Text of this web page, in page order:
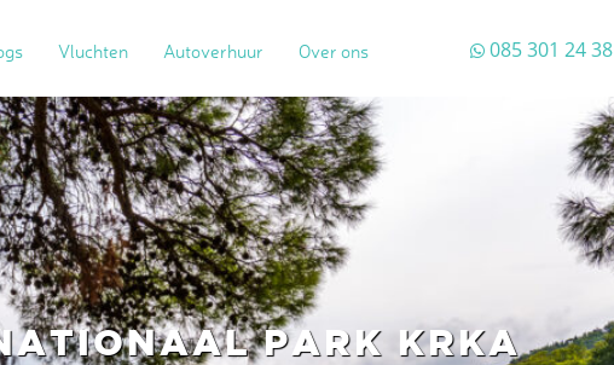
085 301 24 38
Vluchten Autoverhuur Over ons
PARK KRKA